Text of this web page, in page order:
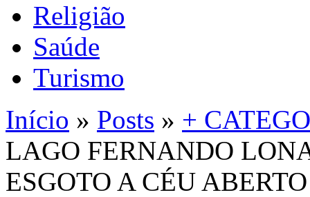
Religião
Saúde
Turismo
Início » Posts » +
LAGO FERNANDO
ESGOTO A CÉU ABERTO